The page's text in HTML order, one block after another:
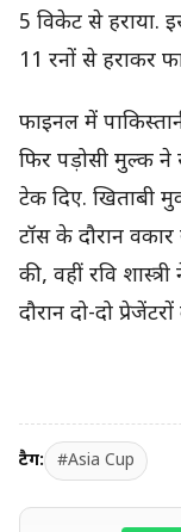
5 विकेट से हराया.
11 रनों से हराकर
फाइनल में
फिर पड़ोसी मुल्क
टेक दिए. खिताबी
टॉस के दौरान
की, वहीं रवि
दौरान दो-दो
टैग: #Asia Cup